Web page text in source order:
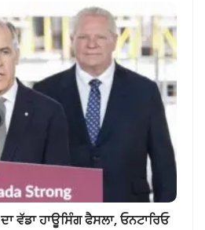
ਵੱਡਾ ਹਾਊਸਿੰਗ ਫੈਸਲਾ, ਓਨਟਾਰਿਓ